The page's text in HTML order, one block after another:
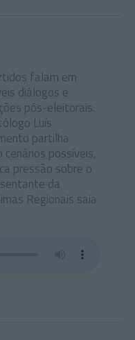
falam em
diálogos e
pós-eleitorais.
Luís
partilha
cenários possíveis,
pressão sobre o
da
Regionais saia